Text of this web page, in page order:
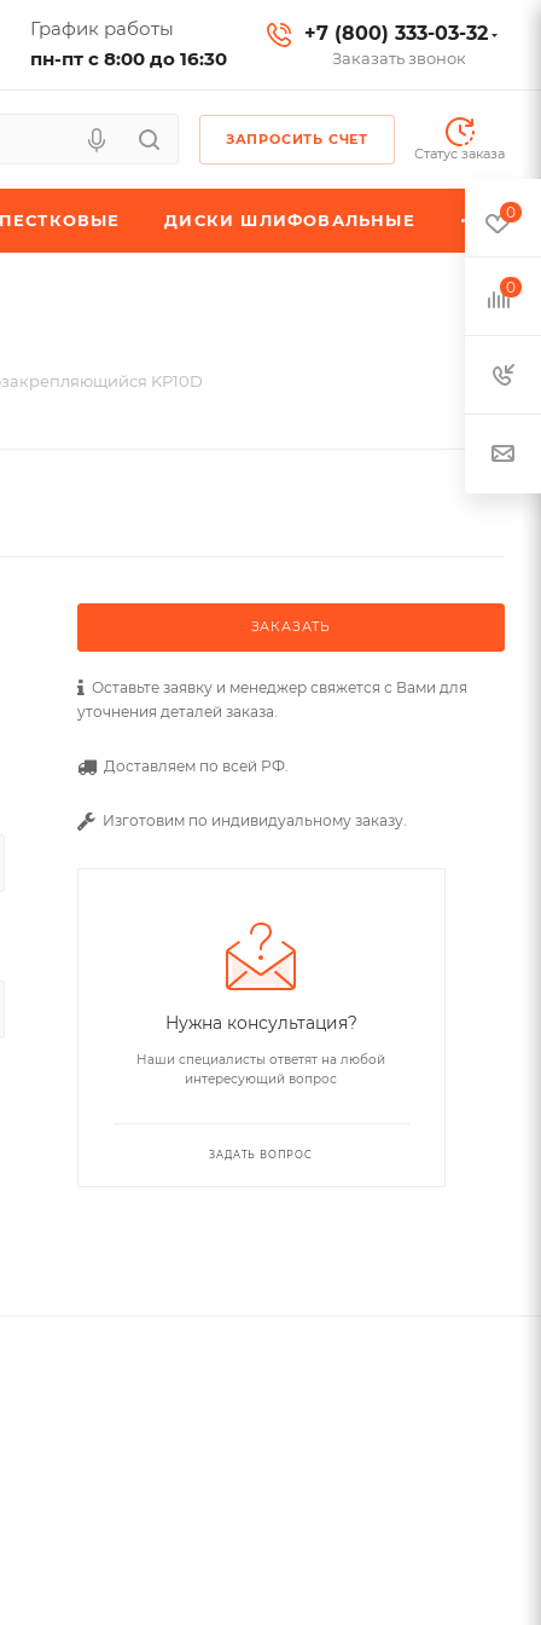
График работы
пн-пт с 8:00 до 16:30
+7 (800) 333-03-32
Заказать звонок
ЗАПРОСИТЬ СЧЕТ
Статус заказа
ДИСКИ ШЛИФОВАЛЬНЫЕ
KP10D
ЗАКАЗАТЬ
Оставьте заявку и менеджер свяжется с Вами для
уточнения деталей заказа.
Доставляем по всей РФ.
Изготовим по индивидуальному заказу.
Нужна консультация?
Наши специалисты ответят на любой
интересующий вопрос
ЗАДАТЬ ВОПРОС
0
0